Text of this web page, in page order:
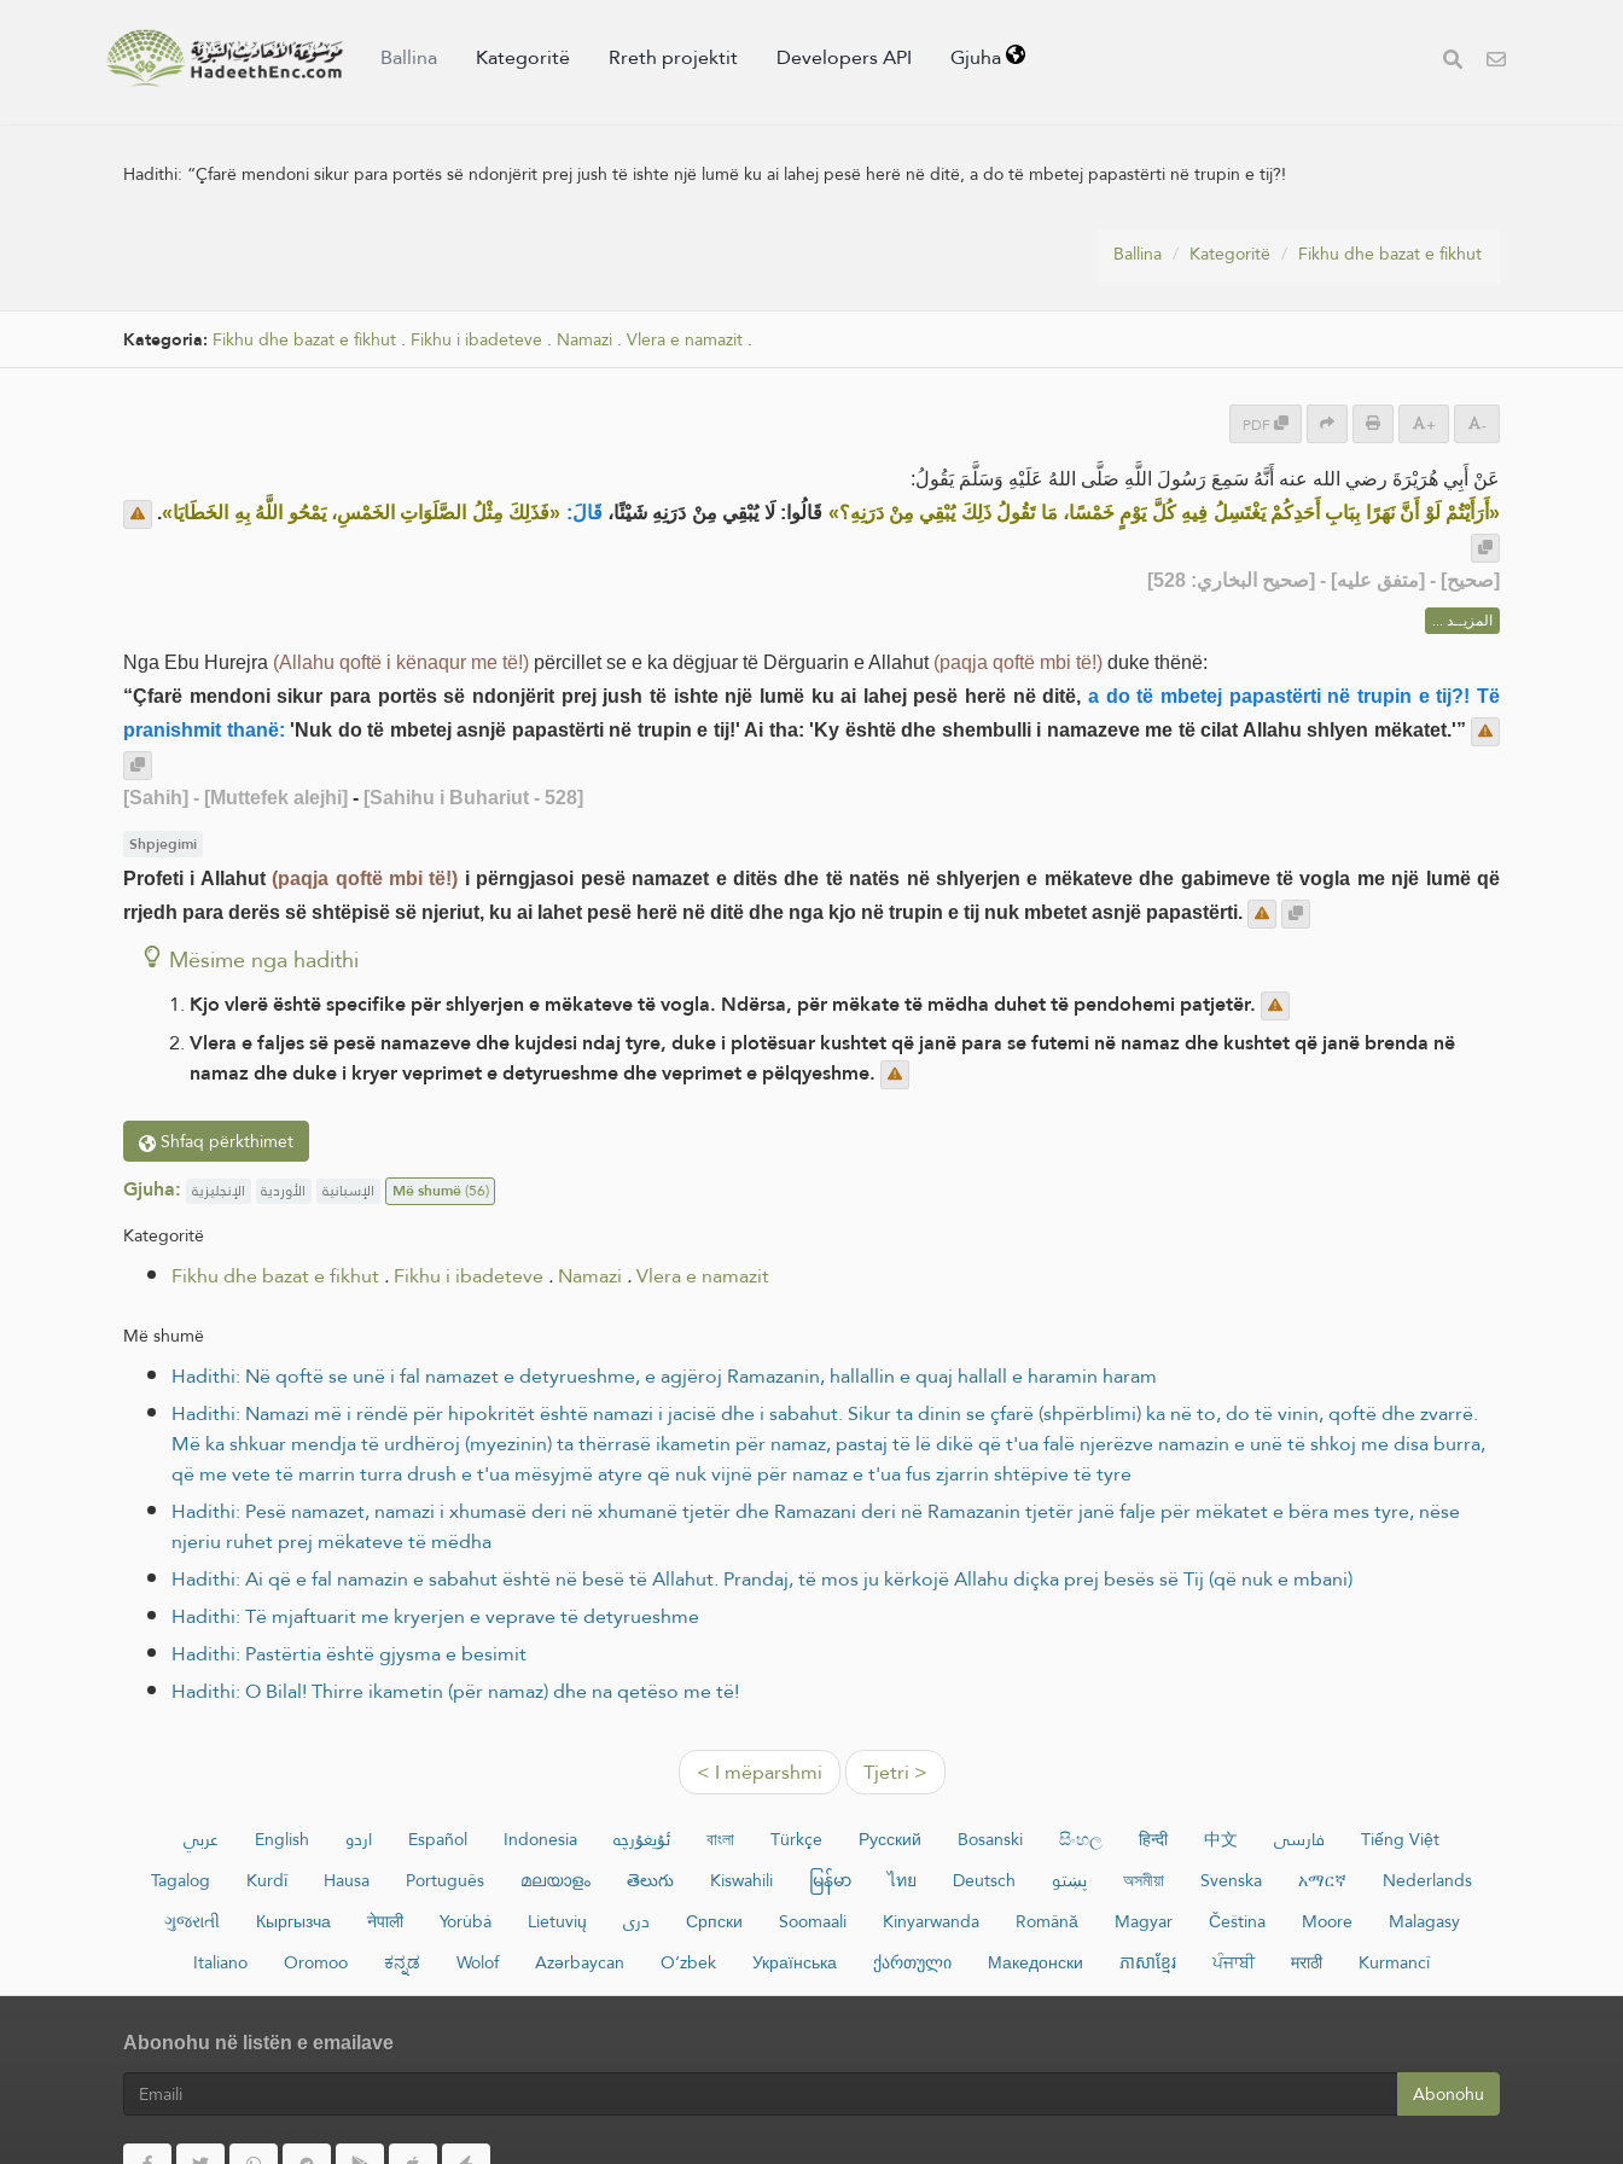
Ballina Kategoritë Rreth projektit Developers API Gjuha
Hadithi: “Çfarë mendoni sikur para portës së ndonjërit prej jush të ishte një lumë ku ai lahej pesë herë në ditë, a do të mbetej papastërti në trupin e tij?!
Ballina Kategoritë Fikhu dhe bazat e fikhut
Kategoria: Fikhu dhe bazat e fikhut . Fikhu i ibadeteve . Namazi . Vlera e namazit .
PDF + -
عَنْ أَبِي هُرَيْرَةَ رضي الله عنه أَنَّهُ سَمِعَ رَسُولَ اللَّهِ صَلَّى اللهُ عَلَيْهِ وَسَلَّمَ يَقُولُ:
«أَرَأَيْتُمْ لَوْ أَنَّ نَهَرًا بِبَابِ أَحَدِكُمْ يَغْتَسِلُ فِيهِ كُلَّ يَوْمٍ خَمْسًا، مَا تَقُولُ ذَلِكَ يُبْقِي مِنْ دَرَنِهِ؟» قَالُوا: لَا يُبْقِي مِنْ دَرَنِهِ شَيْئًا، قَالَ: «فَذَلِكَ مِثْلُ الصَّلَوَاتِ الخَمْسِ، يَمْحُو اللَّهُ بِهِ الخَطَايَا».
[صحيح] - [متفق عليه] - [صحيح البخاري: 528]
المزيــد ...
Nga Ebu Hurejra (Allahu qoftë i kënaqur me të!) përcillet se e ka dëgjuar të Dërguarin e Allahut (paqja qoftë mbi të!) duke thënë:
“Çfarë mendoni sikur para portës së ndonjërit prej jush të ishte një lumë ku ai lahej pesë herë në ditë, a do të mbetej papastërti në trupin e tij?! Të
pranishmit thanë: 'Nuk do të mbetej asnjë papastërti në trupin e tij!' Ai tha: 'Ky është dhe shembulli i namazeve me të cilat Allahu shlyen mëkatet.'”
[Sahih] - [Muttefek alejhi] - [Sahihu i Buhariut - 528]
Shpjegimi
Profeti i Allahut(paqja qoftë mbi të!) i përngjasoi pesë namazet e ditës dhe të natës në shlyerjen e mëkateve dhe gabimeve të vogla me një lumë që
rrjedh para derës së shtëpisë së njeriut, ku ai lahet pesë herë në ditë dhe nga kjo në trupin e tij nuk mbetet asnjë papastërti.
Mësime nga hadithi
Kjo vlerë është specifike për shlyerjen e mëkateve të vogla. Ndërsa, për mëkate të mëdha duhet të pendohemi patjetër.
Vlera e faljes së pesë namazeve dhe kujdesi ndaj tyre, duke i plotësuar kushtet që janë para se futemi në namaz dhe kushtet që janë brenda në
namaz dhe duke i kryer veprimet e detyrueshme dhe veprimet e pëlqyeshme.
Shfaq përkthimet
Gjuha: الإنجليزية الأوردية الإسبانية Më shumë(56)
Kategoritë
Fikhu dhe bazat e fikhut.Fikhu i ibadeteve .Namazi .Vlera e namazit
Më shumë
Hadithi: Në qoftë se unë i fal namazet e detyrueshme, e agjëroj Ramazanin, hallallin e quaj hallall e haramin haram
Hadithi: Namazi më i rëndë për hipokritët është namazi i jacisë dhe i sabahut. Sikur ta dinin se çfarë (shpërblimi) ka në to, do të vinin, qoftë dhe zvarrë.
Më ka shkuar mendja të urdhëroj (myezinin) ta thërrasë ikametin për namaz, pastaj të lë dikë që t'ua falë njerëzve namazin e unë të shkoj me disa burra,
që me vete të marrin turra drush e t'ua mësyjmë atyre që nuk vijnë për namaz e t'ua fus zjarrin shtëpive të tyre
Hadithi: Pesë namazet, namazi i xhumasë deri në xhumanë tjetër dhe Ramazani deri në Ramazanin tjetër janë falje për mëkatet e bëra mes tyre, nëse
njeriu ruhet prej mëkateve të mëdha
Hadithi: Ai që e fal namazin e sabahut është në besë të Allahut. Prandaj, të mos ju kërkojë Allahu diçka prej besës së Tij (që nuk e mbani)
Hadithi: Të mjaftuarit me kryerjen e veprave të detyrueshme
Hadithi: Pastërtia është gjysma e besimit
Hadithi: O Bilal! Thirre ikametin (për namaz) dhe na qetëso me të!
< I mëparshmi Tjetri >
عربي English اردو Español Indonesia ئۇيغۇرچە বাংলা Türkçe Русский Bosanski සිංහල हिन्दी 中文 فارسی
Tiếng Việt
Tagalog
Kurdî Hausa Português മലയാളം తెలుగు Kiswahili မြန်မာ ไทย Deutsch پښتو অসমীয়া Svenska አማርኛ
Nederlands
ગુજરાતી
Кыргызча नेपाली Yorùbá Lietuvių دری Српски Soomaali Kinyarwanda Română Magyar Čeština Moore
Malagasy
Italiano
Oromoo ಕನ್ನಡ Wolof Azərbaycan O‘zbek Українська ქართული Македонски ភាសាខ្មែរ ਪੰਜਾਬੀ मराठी Kurmancî
Abonohu në listën e emailave
Abonohu